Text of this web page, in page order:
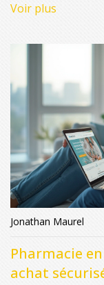
Voir plus
Jonathan Maurel
Pharmacie
achat